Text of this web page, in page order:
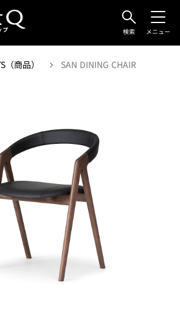
検索 メニュー
（商品） SAN DINING CHAIR